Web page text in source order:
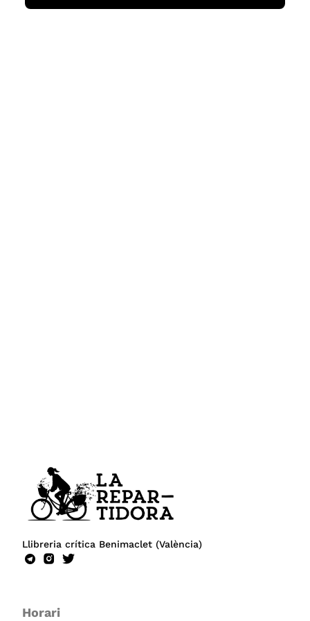
Llibreria crítica Benimaclet (València)
Horari